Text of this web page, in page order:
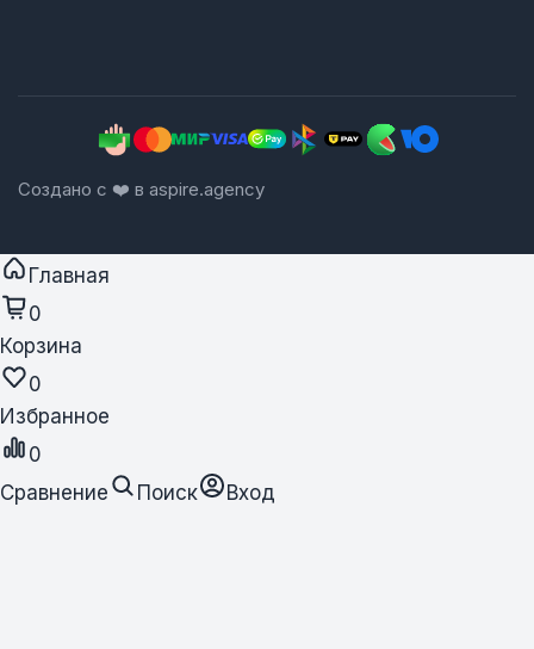
Создано с ❤️ в aspire.agency
Главная
0
Корзина
0
Избранное
0
Сравнение
Поиск Вход